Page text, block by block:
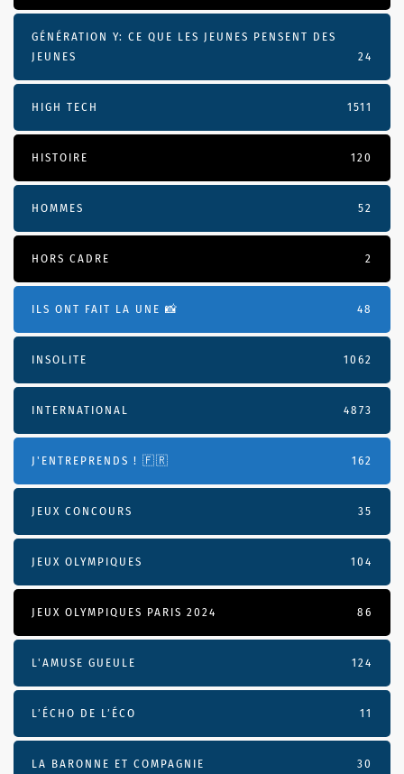
GÉNÉRATION Y: CE QUE LES JEUNES PENSENT DES
JEUNES
24
HIGH TECH 1511
HISTOIRE 120
HOMMES 52
HORS CADRE 2
ILS ONT FAIT LA UNE 📸 48
INSOLITE 1062
INTERNATIONAL 4873
J'ENTREPRENDS ! 🇫🇷 162
JEUX CONCOURS 35
JEUX OLYMPIQUES 104
JEUX OLYMPIQUES PARIS 2024 86
L'AMUSE GUEULE 124
L’ÉCHO DE L’ÉCO 11
LA BARONNE ET COMPAGNIE 30